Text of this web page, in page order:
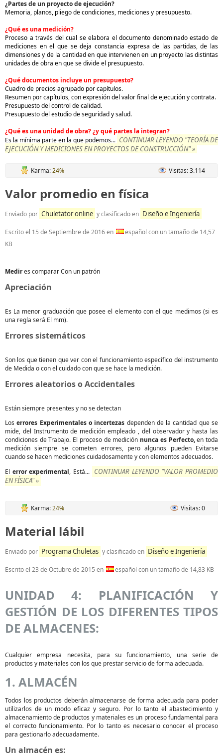
¿Partes de un proyecto de ejecución?
Memoria, planos, pliego de condiciones, mediciones y presupuesto.
¿Qué es una medición?
Proceso a través del cual se elabora el documento denominado estado de
mediciones en el que se deja constancia expresa de las partidas, de las
dimensiones y de la cantidad en que intervienen en un proyecto las distintas
unidades de obra en que se divide el presupuesto.
¿Qué documentos incluye un presupuesto?
Cuadro de precios agrupado por capítulos.
Resumen por capítulos, con expresión del valor final de ejecución y contrata.
Presupuesto del control de calidad.
Presupuesto del estudio de seguridad y salud.
¿Qué es una unidad de obra? ¿y qué partes la integran?
Es la mínima parte en la que podemos... CONTINUAR LEYENDO "TEORÍA DE
EJECUCIÓN Y MEDICIONES EN PROYECTOS DE CONSTRUCCIÓN" »
Karma:24% Visitas: 3.114
Valor promedio en física
Enviado por Chuletator online y clasificado en Diseño e Ingeniería
Escrito el 15 de Septiembre de 2016en
español con un tamaño de 14,57
KB
Medires comparar Con un patrón
Apreciación
Es La menor graduación que posee el elemento con el que medimos (si es
una regla será El mm).
Errores sistemáticos
Son los que tienen que ver con el funcionamiento específico del instrumento
de Medida o con el cuidado con que se hace la medición.
Errores aleatorios o Accidentales
Están siempre presentes y no se detectan
Loserrores Experimentales o incertezas dependen de la cantidad que se
mide, del Instrumento de medición empleado , del observador y hasta las
condiciones de Trabajo. El proceso de medición nunca es Perfecto,en toda
medición siempre se cometen errores, pero algunos pueden Evitarse
cuando se hacen mediciones cuidadosamente y con elementos adecuados.
El error experimental, Está... CONTINUAR LEYENDO "VALOR PROMEDIO
EN FÍSICA" »
Karma:24% Visitas: 0
Material lábil
Enviado por Programa Chuletas y clasificado en Diseño e Ingeniería
Escrito el 23 de Octubre de 2015 en español con un tamaño de 14,83 KB
UNIDAD 4: PLANIFICACIÓN Y
GESTIÓN DE LOS DIFERENTES TIPOS
DE ALMACENES:
Cualquier empresa necesita, para su funcionamiento, una serie de
productos y materiales con los que prestar servicio de forma adecuada.
1. ALMACÉN
Todos los productos deberán almacenarse de forma adecuada para poder
utilizarlos de un modo eficaz y seguro. Por lo tanto el abastecimiento y
almacenamiento de productos y materiales es un proceso fundamental para
el correcto funcionamiento. Por lo tanto es necesario conocer el proceso
para gestionarlo adecuadamente.
Un almacén es: